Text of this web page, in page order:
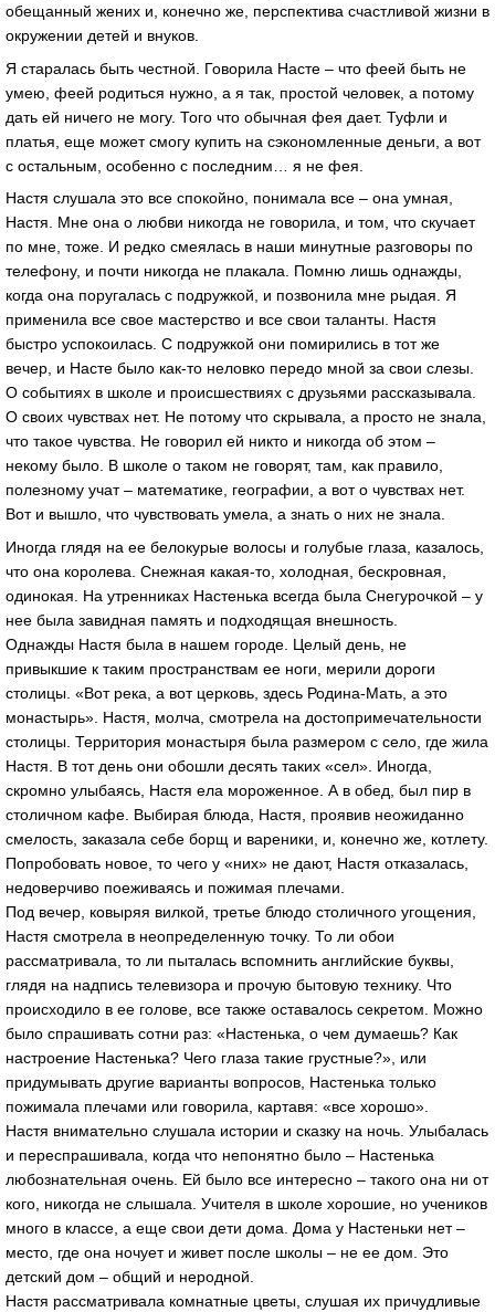
обещанный жених и, конечно же, перспектива счастливой жизни в
окружении детей и внуков.
Я старалась быть честной. Говорила Насте – что феей быть не
умею, феей родиться нужно, а я так, простой человек, а потому
дать ей ничего не могу. Того что обычная фея дает. Туфли и
платья, еще может смогу купить на сэкономленные деньги, а вот
с остальным, особенно с последним… я не фея.
Настя слушала это все спокойно, понимала все – она умная,
Настя. Мне она о любви никогда не говорила, и том, что скучает
по мне, тоже. И редко смеялась в наши минутные разговоры по
телефону, и почти никогда не плакала. Помню лишь однажды,
когда она поругалась с подружкой, и позвонила мне рыдая. Я
применила все свое мастерство и все свои таланты. Настя
быстро успокоилась. С подружкой они помирились в тот же
вечер, и Насте было как-то неловко передо мной за свои слезы.
О событиях в школе и происшествиях с друзьями рассказывала.
О своих чувствах нет. Не потому что скрывала, а просто не знала,
что такое чувства. Не говорил ей никто и никогда об этом –
некому было. В школе о таком не говорят, там, как правило,
полезному учат – математике, географии, а вот о чувствах нет.
Вот и вышло, что чувствовать умела, а знать о них не знала.
Иногда глядя на ее белокурые волосы и голубые глаза, казалось,
что она королева. Снежная какая-то, холодная, бескровная,
одинокая. На утренниках Настенька всегда была Снегурочкой – у
нее была завидная память и подходящая внешность.
Однажды Настя была в нашем городе. Целый день, не
привыкшие к таким пространствам ее ноги, мерили дороги
столицы. «Вот река, а вот церковь, здесь Родина-Мать, а это
монастырь». Настя, молча, смотрела на достопримечательности
столицы. Территория монастыря была размером с село, где жила
Настя. В тот день они обошли десять таких «сел». Иногда,
скромно улыбаясь, Настя ела мороженное. А в обед, был пир в
столичном кафе. Выбирая блюда, Настя, проявив неожиданно
смелость, заказала себе борщ и вареники, и, конечно же, котлету.
Попробовать новое, то чего у «них» не дают, Настя отказалась,
недоверчиво поеживаясь и пожимая плечами.
Под вечер, ковыряя вилкой, третье блюдо столичного угощения,
Настя смотрела в неопределенную точку. То ли обои
рассматривала, то ли пыталась вспомнить английские буквы,
глядя на надпись телевизора и прочую бытовую технику. Что
происходило в ее голове, все также оставалось секретом. Можно
было спрашивать сотни раз: «Настенька, о чем думаешь? Как
настроение Настенька? Чего глаза такие грустные?», или
придумывать другие варианты вопросов, Настенька только
пожимала плечами или говорила, картавя: «все хорошо».
Настя внимательно слушала истории и сказку на ночь. Улыбалась
и переспрашивала, когда что непонятно было – Настенька
любознательная очень. Ей было все интересно – такого она ни от
кого, никогда не слышала. Учителя в школе хорошие, но учеников
много в классе, а еще свои дети дома. Дома у Настеньки нет –
место, где она ночует и живет после школы – не ее дом. Это
детский дом – общий и неродной.
Настя рассматривала комнатные цветы, слушая их причудливые